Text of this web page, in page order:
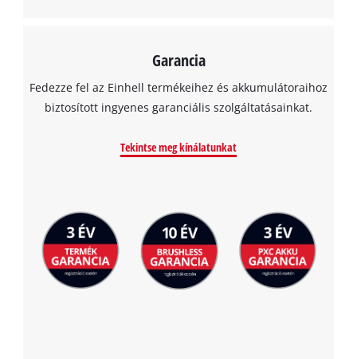
Garancia
Fedezze fel az Einhell termékeihez és akkumulátoraihoz
biztosított ingyenes garanciális szolgáltatásainkat.
Tekintse meg kínálatunkat